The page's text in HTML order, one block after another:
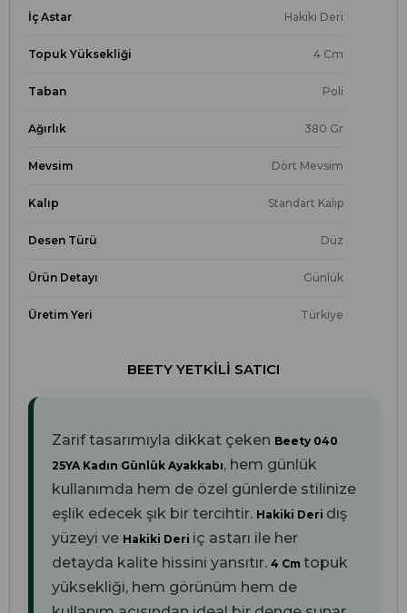
İç Astar Hakiki Deri
Topuk Yüksekliği 4 Cm
Taban Poli
Ağırlık 380 Gr
Mevsim Dört Mevsim
Kalıp Standart Kalıp
Desen Türü Düz
Ürün Detayı Günlük
Üretim Yeri Türkiye
BEETY YETKILI SATICI
Zarif tasarımıyla dikkat çeken Beety 040
25YA Kadın Günlük Ayakkabı, hem günlük
kullanımda hem de özel günlerde stilinize
eşlik edecek şık bir tercihtir. Hakiki Deri dış
yüzeyi ve Hakiki Deri iç astarı ile her
detayda kalite hissini yansıtır. 4 Cm topuk
yüksekliği, hem görünüm hem de